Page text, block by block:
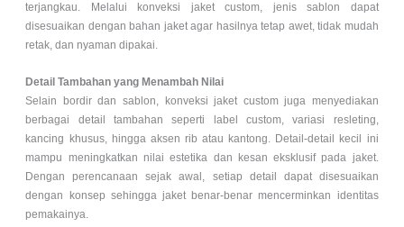
terjangkau. Melalui konveksi jaket custom, jenis sablon dapat
disesuaikan dengan bahan jaket agar hasilnya tetap awet, tidak mudah
retak, dan nyaman dipakai.
Detail Tambahan yang Menambah Nilai
Selain bordir dan sablon, konveksi jaket custom juga menyediakan
berbagai detail tambahan seperti label custom, variasi resleting,
kancing khusus, hingga aksen rib atau kantong. Detail-detail kecil ini
mampu meningkatkan nilai estetika dan kesan eksklusif pada jaket.
Dengan perencanaan sejak awal, setiap detail dapat disesuaikan
dengan konsep sehingga jaket benar-benar mencerminkan identitas
pemakainya.